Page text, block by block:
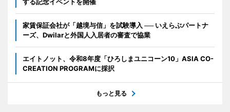
家賃保証会社が「越境与信」を試験導入 ── いえらぶパートナ
ーズ、Dwilarと外国人入居者の審査で協業
エイトノット、令和8年度「ひろしまユニコーン10」ASIA CO-
CREATION PROGRAMに採択
もっと見る